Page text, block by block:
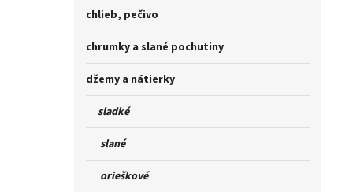
chlieb, pečivo
chrumky a slané pochutiny
džemy a nátierky
sladké
slané
orieškové